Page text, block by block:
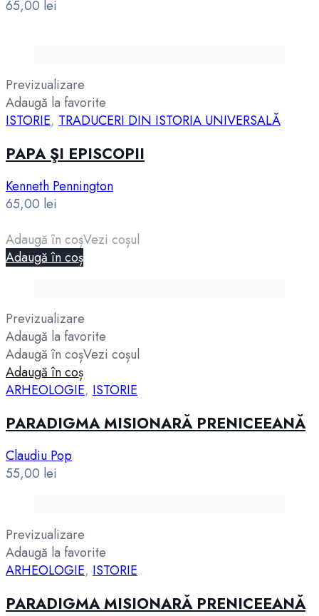
65,00 lei
Previzualizare
Adaugă la favorite
ISTORIE, TRADUCERI DIN ISTORIA UNIVERSALĂ
PAPA ŞI EPISCOPII
Kenneth Pennington
65,00 lei
Adaugă în coșVezi coșul
Adaugă în coș
Previzualizare
Adaugă la favorite
Adaugă în coșVezi coșul
Adaugă în coș
ARHEOLOGIE, ISTORIE
PARADIGMA MISIONARĂ PRENICEEANĂ
Claudiu Pop
55,00 lei
Previzualizare
Adaugă la favorite
ARHEOLOGIE, ISTORIE
PARADIGMA MISIONARĂ PRENICEEANĂ